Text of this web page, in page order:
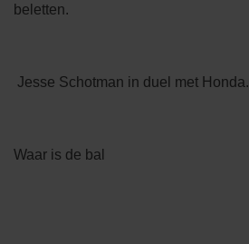
beletten.
Jesse Schotman in duel met Honda.
Waar is de bal